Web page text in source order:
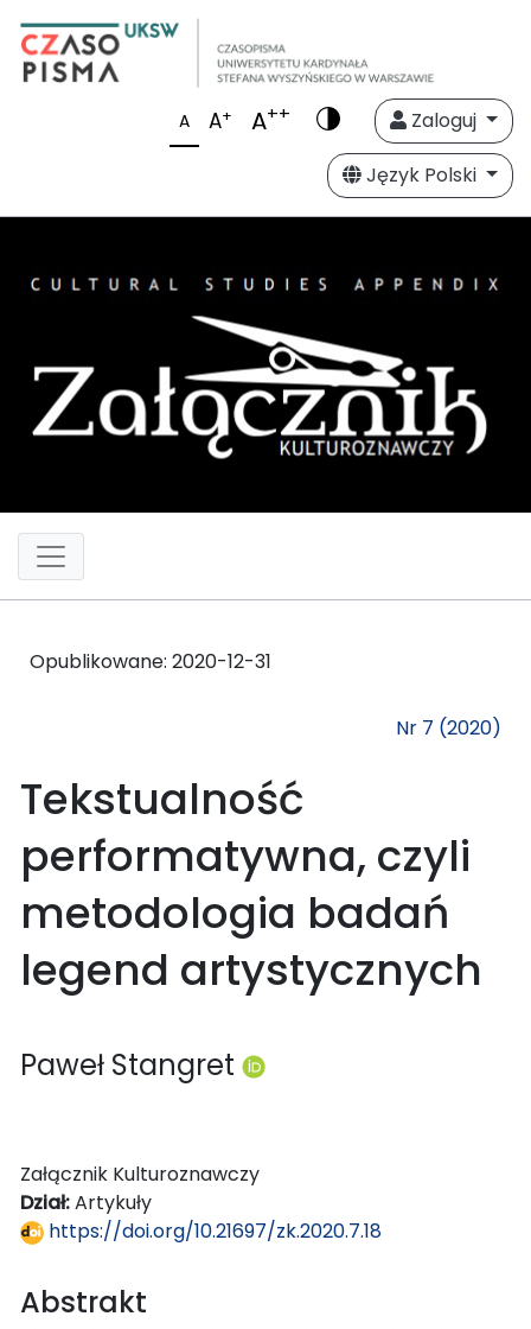
A A+ A++
Zaloguj
Język Polski
Opublikowane: 2020-12-31
Nr 7 (2020)
Tekstualność
performatywna, czyli
metodologia badań
legend artystycznych
Paweł Stangret
Załącznik Kulturoznawczy
Dział:Artykuły
https://doi.org/10.21697/zk.2020.7.18
Abstrakt